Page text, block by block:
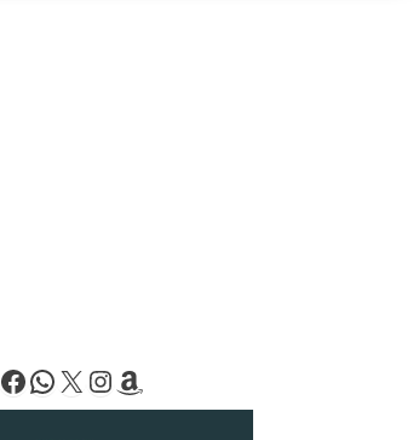
Facebook
WhatsApp
X Instagram
Amazon